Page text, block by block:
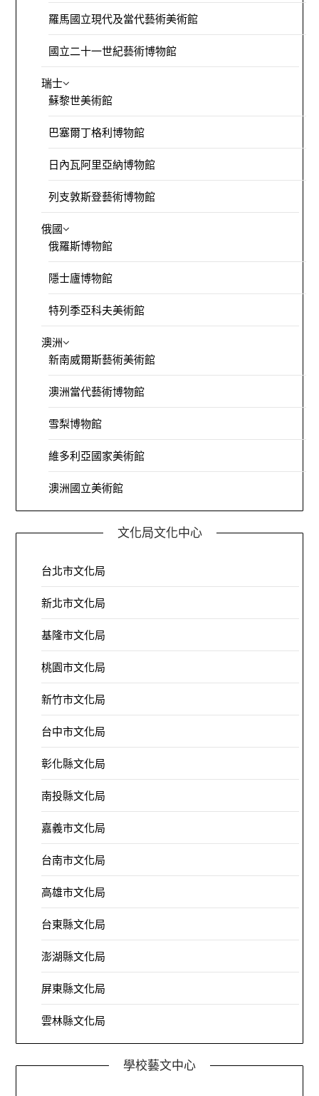
羅馬國立現代及當代藝術美術館
國立二十一世紀藝術博物館
瑞士
蘇黎世美術館
巴塞爾丁格利博物館
日內瓦阿里亞納博物館
列支敦斯登藝術博物館
俄國
俄羅斯博物館
隱士廬博物館
特列季亞科夫美術館
澳洲
新南威爾斯藝術美術館
澳洲當代藝術博物館
雪梨博物館
維多利亞國家美術館
澳洲國立美術館
文化局文化中心
台北市文化局
新北市文化局
基隆市文化局
桃園市文化局
新竹市文化局
台中市文化局
彰化縣文化局
南投縣文化局
嘉義市文化局
台南市文化局
高雄市文化局
台東縣文化局
澎湖縣文化局
屏東縣文化局
雲林縣文化局
學校藝文中心